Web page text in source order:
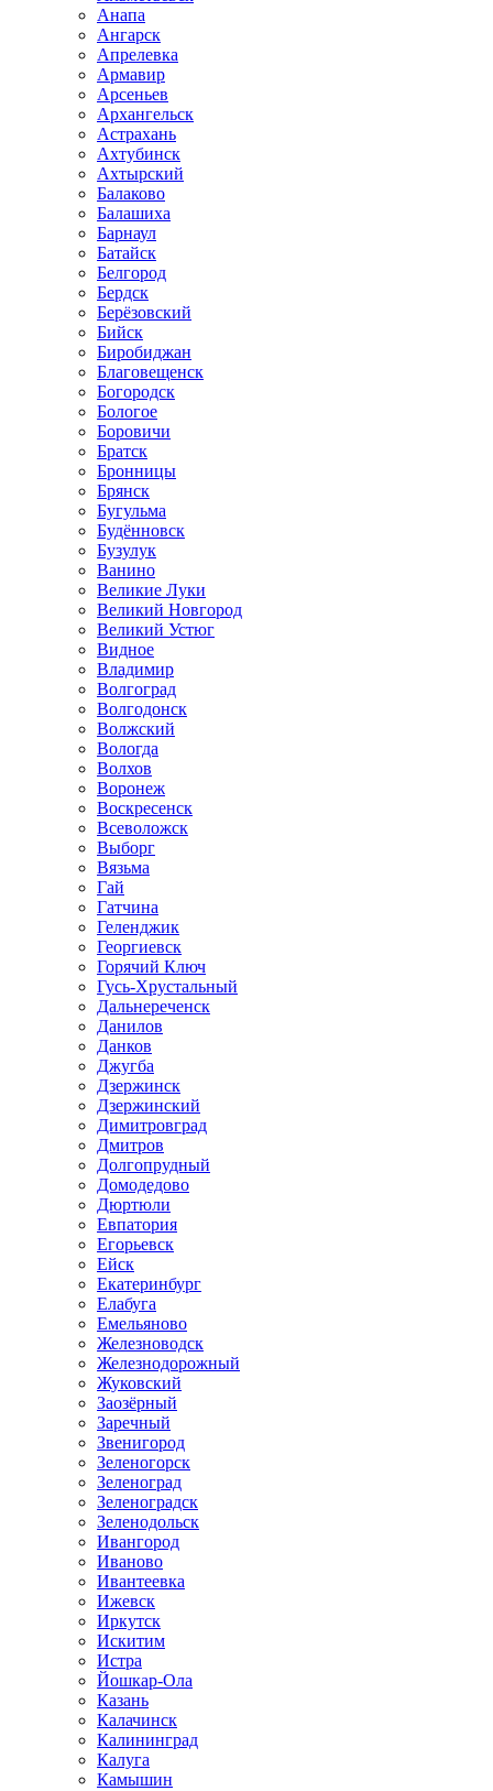
Анапа
Ангарск
Апрелевка
Армавир
Арсеньев
Архангельск
Астрахань
Ахтубинск
Ахтырский
Балаково
Балашиха
Барнаул
Батайск
Белгород
Бердск
Берёзовский
Бийск
Биробиджан
Благовещенск
Богородск
Бологое
Боровичи
Братск
Бронницы
Брянск
Бугульма
Будённовск
Бузулук
Ванино
Великие Луки
Великий Новгород
Великий Устюг
Видное
Владимир
Волгоград
Волгодонск
Волжский
Вологда
Волхов
Воронеж
Воскресенск
Всеволожск
Выборг
Вязьма
Гай
Гатчина
Геленджик
Георгиевск
Горячий Ключ
Гусь-Хрустальный
Дальнереченск
Данилов
Данков
Джугба
Дзержинск
Дзержинский
Димитровград
Дмитров
Долгопрудный
Домодедово
Дюртюли
Евпатория
Егорьевск
Ейск
Екатеринбург
Елабуга
Емельяново
Железноводск
Железнодорожный
Жуковский
Заозёрный
Заречный
Звенигород
Зеленогорск
Зеленоград
Зеленоградск
Зеленодольск
Ивангород
Иваново
Ивантеевка
Ижевск
Иркутск
Искитим
Истра
Йошкар-Ола
Казань
Калачинск
Калининград
Калуга
Камышин